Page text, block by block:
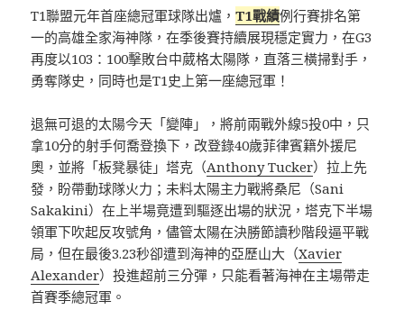
T1聯盟元年首座總冠軍球隊出爐，T1戰績例行賽排名第
一的高雄全家海神隊，在季後賽持續展現穩定實力，在G3
再度以103：100擊敗台中葳格太陽隊，直落三橫掃對手，
勇奪隊史，同時也是T1史上第一座總冠軍！
退無可退的太陽今天「變陣」，將前兩戰外線5投0中，只
拿10分的射手何喬登換下，改登錄40歲菲律賓籍外援尼
奧，並將「板凳暴徒」塔克（Anthony Tucker）拉上先
發，盼帶動球隊火力；未料太陽主力戰將桑尼（Sani
Sakakini）在上半場竟遭到驅逐出場的狀況，塔克下半場
領軍下吹起反攻號角，儘管太陽在決勝節讀秒階段逼平戰
局，但在最後3.23秒卻遭到海神的亞歷山大（Xavier
Alexander）投進超前三分彈，只能看著海神在主場帶走
首賽季總冠軍。